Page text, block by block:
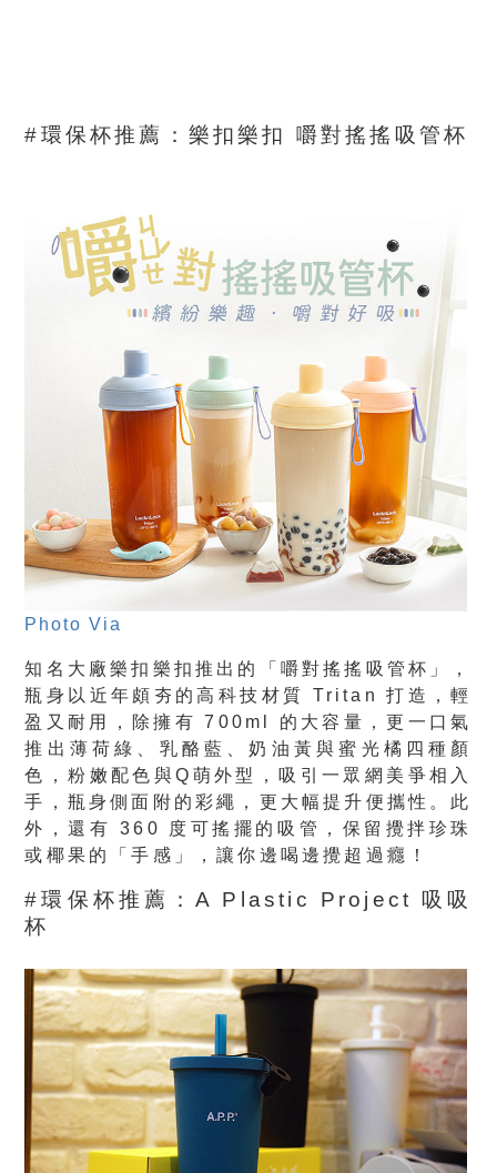
#環保杯推薦：樂扣樂扣 嚼對搖搖吸管杯
Photo Via
知名大廠樂扣樂扣推出的「嚼對搖搖吸管杯」，
瓶身以近年頗夯的高科技材質 Tritan 打造，輕
盈又耐用，除擁有 700ml 的大容量，更一口氣
推出薄荷綠、乳酪藍、奶油黃與蜜光橘四種顏
色，粉嫩配色與Q萌外型，吸引一眾網美爭相入
手，瓶身側面附的彩繩，更大幅提升便攜性。此
外，還有 360 度可搖擺的吸管，保留攪拌珍珠
或椰果的「手感」，讓你邊喝邊攪超過癮！
#環保杯推薦：A Plastic Project 吸吸
杯